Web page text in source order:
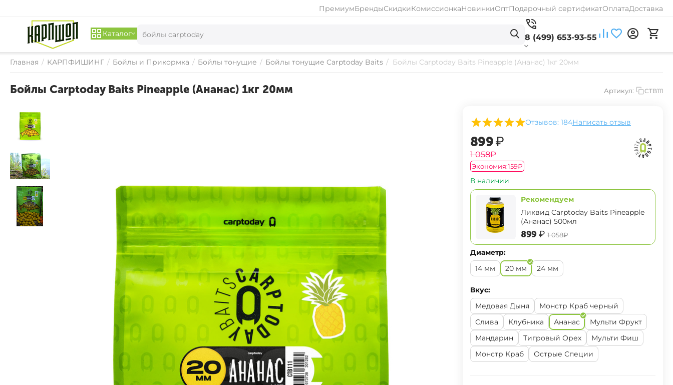
ПремиумБрендыСкидкиКомиссионкаНовинкиОптПодарочный сертификатОплатаДоставка
Каталог 8 (499) 653-93-55
Главная / КАРПФИШИНГ / Бойлы и Прикормка / Бойлы тонущие / Бойлы тонущие Carptoday Baits / Бойлы Carptoday Baits Pineapple (Ананас) 1кг 20мм
Бойлы Carptoday Baits Pineapple (Ананас) 1кг 20мм Артикул: CTB111
Отзывов: 184Написать отзыв
‍899‍₽
‍1 058‍₽
Экономия:‍159‍₽
В наличии
Рекомендуем
Ликвид Carptoday Baits Pineapple
(Ананас) 500мл
‍899‍₽ ‍1 058‍₽
Диаметр:
14 мм
20 мм 24 мм
Вкус:
Медовая Дыня
Монстр Краб черный
Слива
Клубника Ананас
Мульти Фрукт
Мандарин
Тигровый Орех
Мульти Фиш
Монстр Краб
Острые Специи